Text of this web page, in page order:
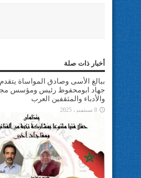
أخبار ذات صلة
ببالغ الأسى وصادق المواساة
جهاد ابومحفوظ رئيس ومؤسس
والأدباء والمثقفين العرب
8 سبتمبر، 2025